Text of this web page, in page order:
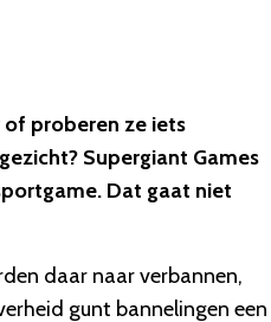
proberen ze iets
Supergiant Games
Dat gaat niet
daar naar verbannen,
gunt bannelingen een